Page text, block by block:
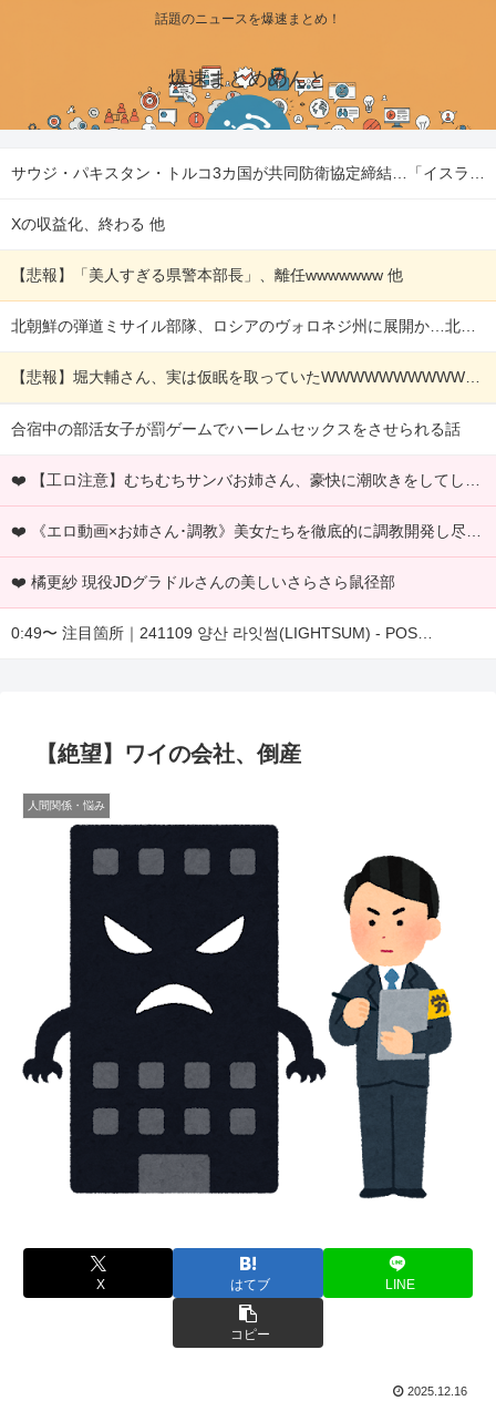
話題のニュースを爆速まとめ！
爆速まとめめんと
サウジ・パキスタン・トルコ3カ国が共同防衛協定締結…「イスラム版NATO」指摘も！ 他
Xの収益化、終わる 他
【悲報】「美人すぎる県警本部長」、離任wwwwwww 他
北朝鮮の弾道ミサイル部隊、ロシアのヴォロネジ州に展開か…北朝鮮は本質的にウクライナと戦争状態に！ 他
【悲報】堀大輔さん、実は仮眠を取っていたWWWWWWWWWWWWWWWWWWWWWWWWWWWWWWWWWWWWWWWWWW 他
合宿中の部活女子が罰ゲームでハーレムセックスをさせられる話
❤️ 【工ロ注意】むちむちサンバお姉さん、豪快に潮吹きをしてしまうｗｗｗｗｗｗｗｗ
❤️ 《エロ動画×お姉さん･調教》美女たちを徹底的に調教開発し尽くし玩具責めでイキ狂わせる豪華七十連発
❤️ 橘更紗 現役JDグラドルさんの美しいさらさら鼠径部
0:49〜 注目箇所｜241109 양산 라잇썸(LIGHTSUM) - POS…
【絶望】ワイの会社、倒産
人間関係・悩み
X はてブ LINE
コピー
2025.12.16